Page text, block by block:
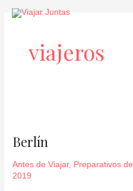
viajeros
Berlín
Antes de Viajar, Preparativos
2019